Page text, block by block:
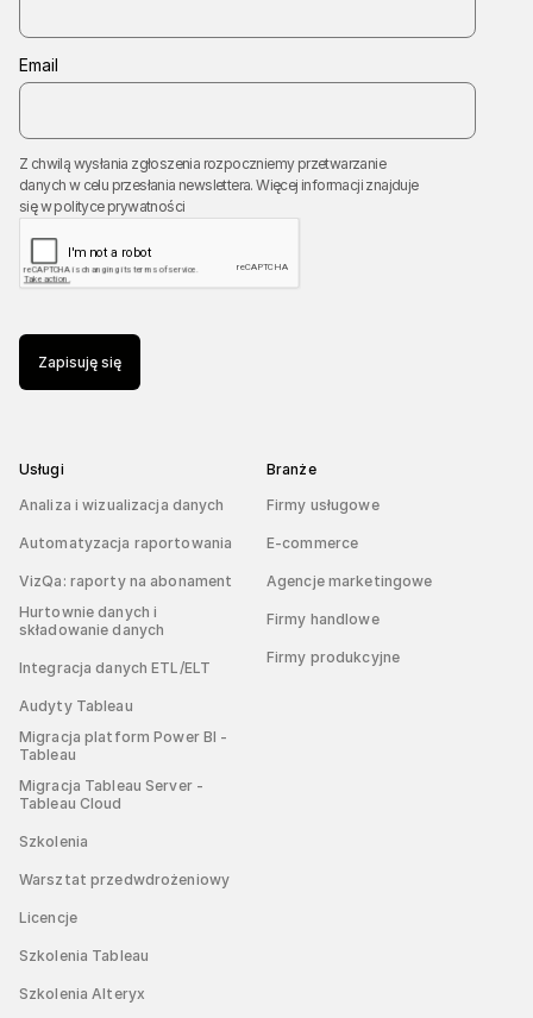
Email
Z chwilą wysłania zgłoszenia rozpoczniemy przetwarzanie
danych w celu przesłania newslettera. Więcej informacji znajduje
się wpolityce prywatności
Zapisuję się
Usługi
Analiza i wizualizacja danych
Automatyzacja raportowania
VizQa: raporty na abonament
Hurtownie danych i
składowanie danych
Integracja danych ETL/ELT
Audyty Tableau
Migracja platform Power BI -
Tableau
Migracja Tableau Server -
Tableau Cloud
Szkolenia
Warsztat przedwdrożeniowy
Licencje
Szkolenia Tableau
Szkolenia Alteryx
Branże
Firmy usługowe
E-commerce
Agencje marketingowe
Firmy handlowe
Firmy produkcyjne